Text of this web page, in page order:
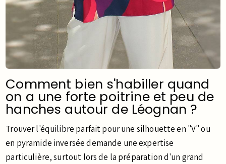
Comment bien s'habiller quand
on a une forte poitrine et peu de
hanches autour de Léognan ?
Trouver l'équilibre parfait pour une silhouette en "V" ou
en pyramide inversée demande une expertise
particulière, surtout lors de la préparation d'un grand